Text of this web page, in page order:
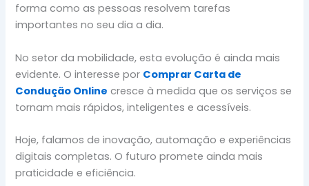
forma como as pessoas resolvem tarefas
importantes no seu dia a dia.
No setor da mobilidade, esta evolução é ainda mais
evidente. O interesse por Comprar Carta de
Condução Online cresce à medida que os serviços se
tornam mais rápidos, inteligentes e acessíveis.
Hoje, falamos de inovação, automação e experiências
digitais completas. O futuro promete ainda mais
praticidade e eficiência.